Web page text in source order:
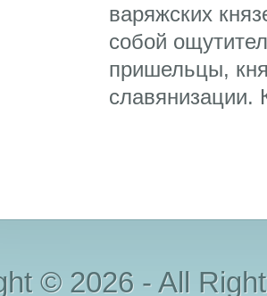
варяжских
собой
пришельцы,
славянизации.
© 2026 - All